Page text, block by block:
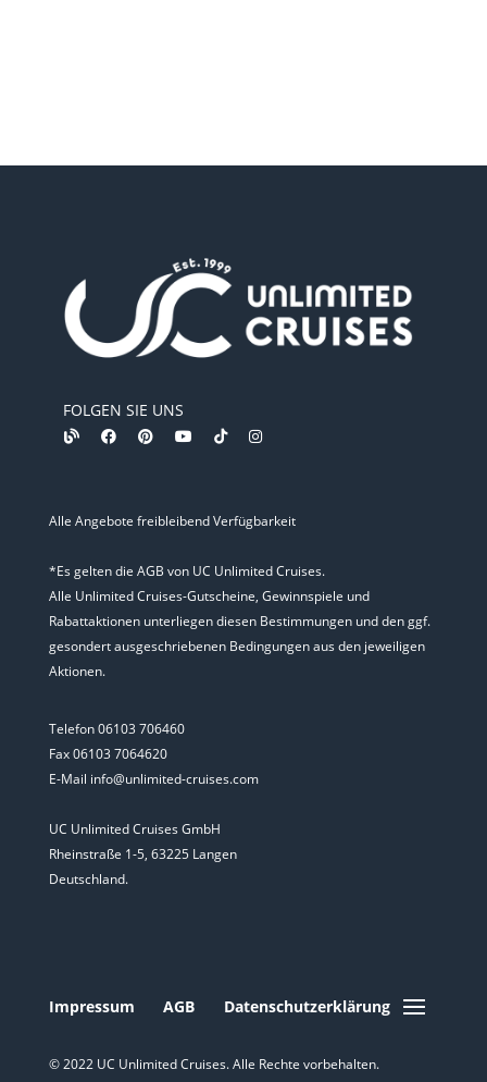
FOLGEN SIE UNS
Alle Angebote freibleibend Verfügbarkeit
*Es gelten die AGB von UC Unlimited Cruises.
Alle Unlimited Cruises-Gutscheine, Gewinnspiele und
Rabattaktionen unterliegen diesen Bestimmungen und den ggf.
gesondert ausgeschriebenen Bedingungen aus den jeweiligen
Aktionen.
Telefon 06103 706460
Fax 06103 7064620
E-Mail info@unlimited-cruises.com
UC Unlimited Cruises GmbH
Rheinstraße 1-5, 63225 Langen
Deutschland.
Impressum AGB Datenschutzerklärung
© 2022 UC Unlimited Cruises. Alle Rechte vorbehalten.